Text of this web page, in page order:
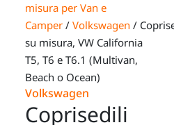
misura per Van e
Camper / Volkswagen /
su misura, VW California
T5, T6 e T6.1 (Multivan,
Beach o Ocean)
Volkswagen
Coprisedili